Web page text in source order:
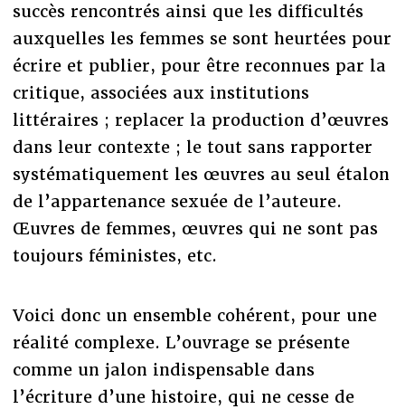
succès rencontrés ainsi que les difficultés
auxquelles les femmes se sont heurtées pour
écrire et publier, pour être reconnues par la
critique, associées aux institutions
littéraires ; replacer la production d’œuvres
dans leur contexte ; le tout sans rapporter
systématiquement les œuvres au seul étalon
de l’appartenance sexuée de l’auteure.
Œuvres de femmes, œuvres qui ne sont pas
toujours féministes, etc.
Voici donc un ensemble cohérent, pour une
réalité complexe. L’ouvrage se présente
comme un jalon indispensable dans
l’écriture d’une histoire, qui ne cesse de